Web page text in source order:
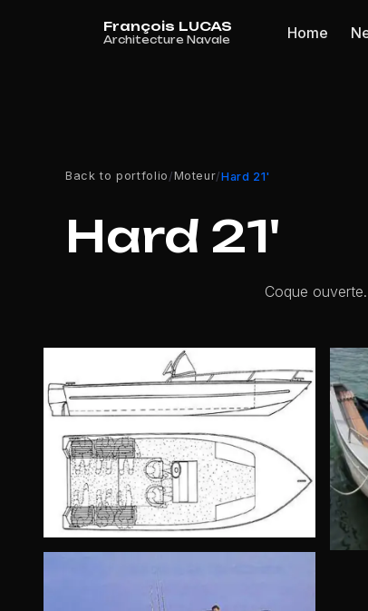
Home
Back to portfolio /Moteur/Hard 21'
Hard 21'
Coque